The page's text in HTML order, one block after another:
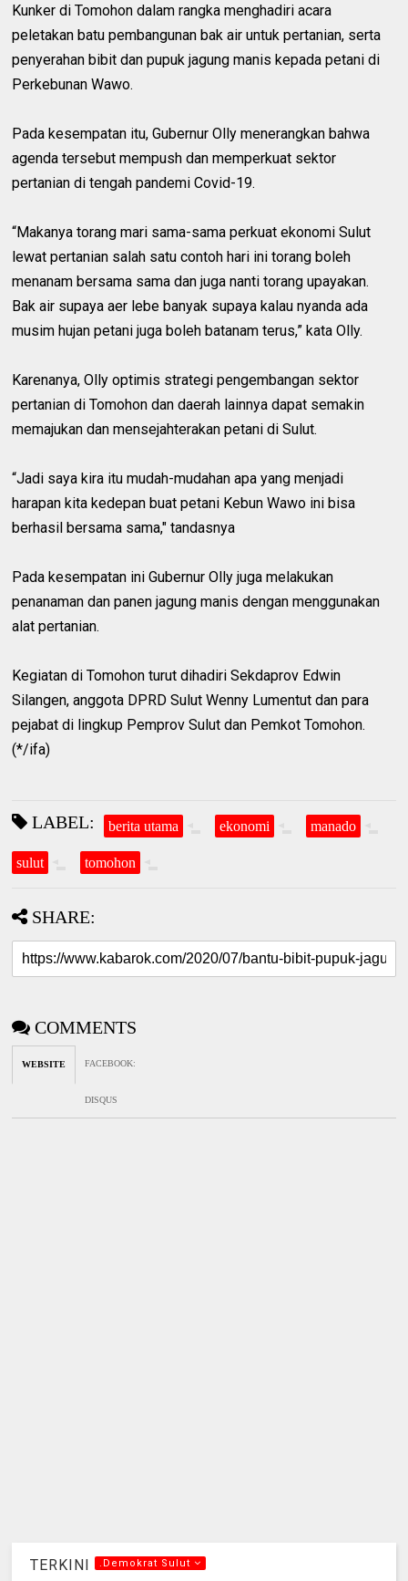
Kunker di Tomohon dalam rangka menghadiri acara
peletakan batu pembangunan bak air untuk pertanian, serta
penyerahan bibit dan pupuk jagung manis kepada petani di
Perkebunan Wawo.
Pada kesempatan itu, Gubernur Olly menerangkan bahwa
agenda tersebut mempush dan memperkuat sektor
pertanian di tengah pandemi Covid-19.
“Makanya torang mari sama-sama perkuat ekonomi Sulut
lewat pertanian salah satu contoh hari ini torang boleh
menanam bersama sama dan juga nanti torang upayakan.
Bak air supaya aer lebe banyak supaya kalau nyanda ada
musim hujan petani juga boleh batanam terus,” kata Olly.
Karenanya, Olly optimis strategi pengembangan sektor
pertanian di Tomohon dan daerah lainnya dapat semakin
memajukan dan mensejahterakan petani di Sulut.
“Jadi saya kira itu mudah-mudahan apa yang menjadi
harapan kita kedepan buat petani Kebun Wawo ini bisa
berhasil bersama sama," tandasnya
Pada kesempatan ini Gubernur Olly juga melakukan
penanaman dan panen jagung manis dengan menggunakan
alat pertanian.
Kegiatan di Tomohon turut dihadiri Sekdaprov Edwin
Silangen, anggota DPRD Sulut Wenny Lumentut dan para
pejabat di lingkup Pemprov Sulut dan Pemkot Tomohon.
(*/ifa)
LABEL: berita utama ekonomi manado
sulut tomohon
SHARE:
COMMENTS
WEBSITE FACEBOOK:
DISQUS
TERKINI .Demokrat Sulut